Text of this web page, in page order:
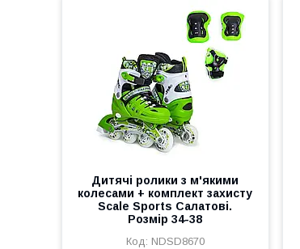
Дитячі ролики з м'якими
колесами + комплект захисту
Scale Sports Салатові.
Розмір 34-38
NDSD8670